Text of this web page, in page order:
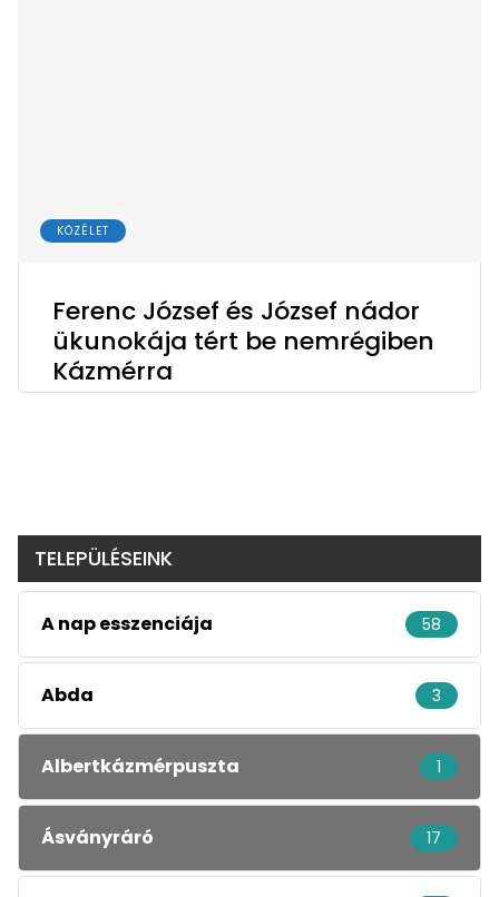
KÖZÉLET
Ferenc József és József nádor
ükunokája tért be nemrégiben
Kázmérra
TELEPÜLÉSEINK
A nap esszenciája 58
Abda 3
Albertkázmérpuszta 1
Ásványráró 17